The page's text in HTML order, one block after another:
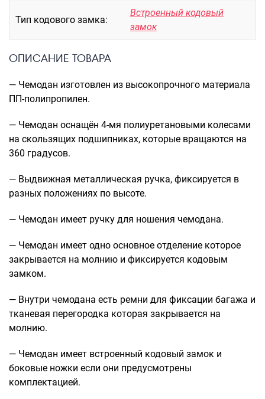
Сумки-рюкзаки на колёсах
Сумки детские
Рюкзаки городские
Рюкзаки детские
Рюкзаки туристические
Рюкзаки на колесах
ШОППЕРЫ
Планшеты
Мешки для обуви
Пеналы для школы
Тип кодового замка:
Встроенный кодовый
замок
ОПИСАНИЕ ТОВАРА
— Чемодан изготовлен из высокопрочного материала
ПП-полипропилен.
— Чемодан оснащён 4-мя полиуретановыми колесами
на скользящих подшипниках, которые вращаются на
360 градусов.
— Выдвижная металлическая ручка, фиксируется в
разных положениях по высоте.
— Чемодан имеет ручку для ношения чемодана.
— Чемодан имеет одно основное отделение которое
закрывается на молнию и фиксируется кодовым
замком.
— Внутри чемодана есть ремни для фиксации багажа и
тканевая перегородка которая закрывается на
молнию.
— Чемодан имеет встроенный кодовый замок и
боковые ножки если они предусмотрены
комплектацией.